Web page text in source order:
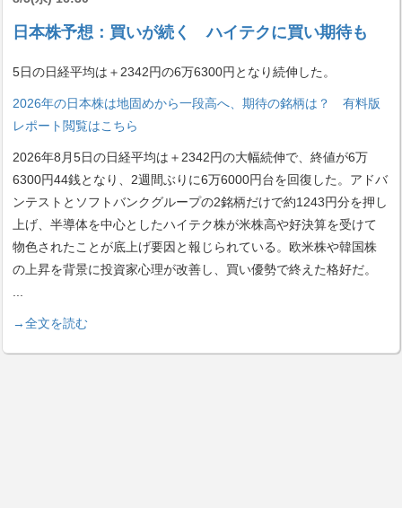
日本株予想：買いが続く ハイテクに買い期待も
5日の日経平均は＋2342円の6万6300円となり続伸した。
2026年の日本株は地固めから一段高へ、期待の銘柄は？ 有料版
レポート閲覧はこちら
2026年8月5日の日経平均は＋2342円の大幅続伸で、終値が6万
6300円44銭となり、2週間ぶりに6万6000円台を回復した。アドバ
ンテストとソフトバンクグループの2銘柄だけで約1243円分を押し
上げ、半導体を中心としたハイテク株が米株高や好決算を受けて
物色されたことが底上げ要因と報じられている。欧米株や韓国株
の上昇を背景に投資家心理が改善し、買い優勢で終えた格好だ。
...
→全文を読む